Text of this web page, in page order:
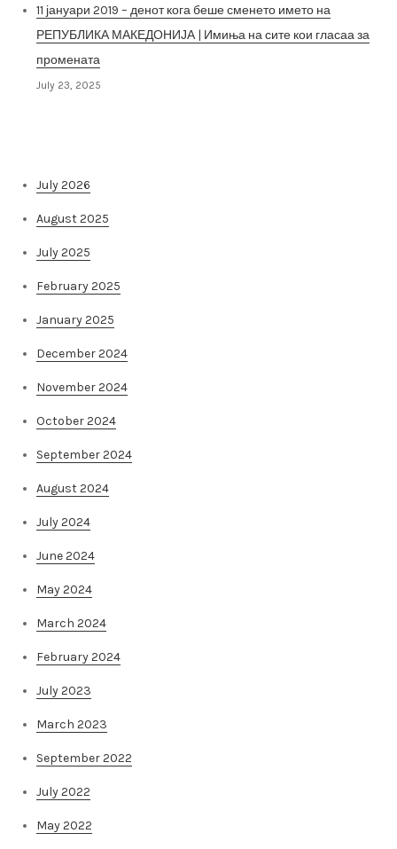
11 јануари 2019 – денот кога беше сменето името на
РЕПУБЛИКА МАКЕДОНИЈА | Имиња на сите кои гласаа за
промената
July 23, 2025
July 2026
August 2025
July 2025
February 2025
January 2025
December 2024
November 2024
October 2024
September 2024
August 2024
July 2024
June 2024
May 2024
March 2024
February 2024
July 2023
March 2023
September 2022
July 2022
May 2022